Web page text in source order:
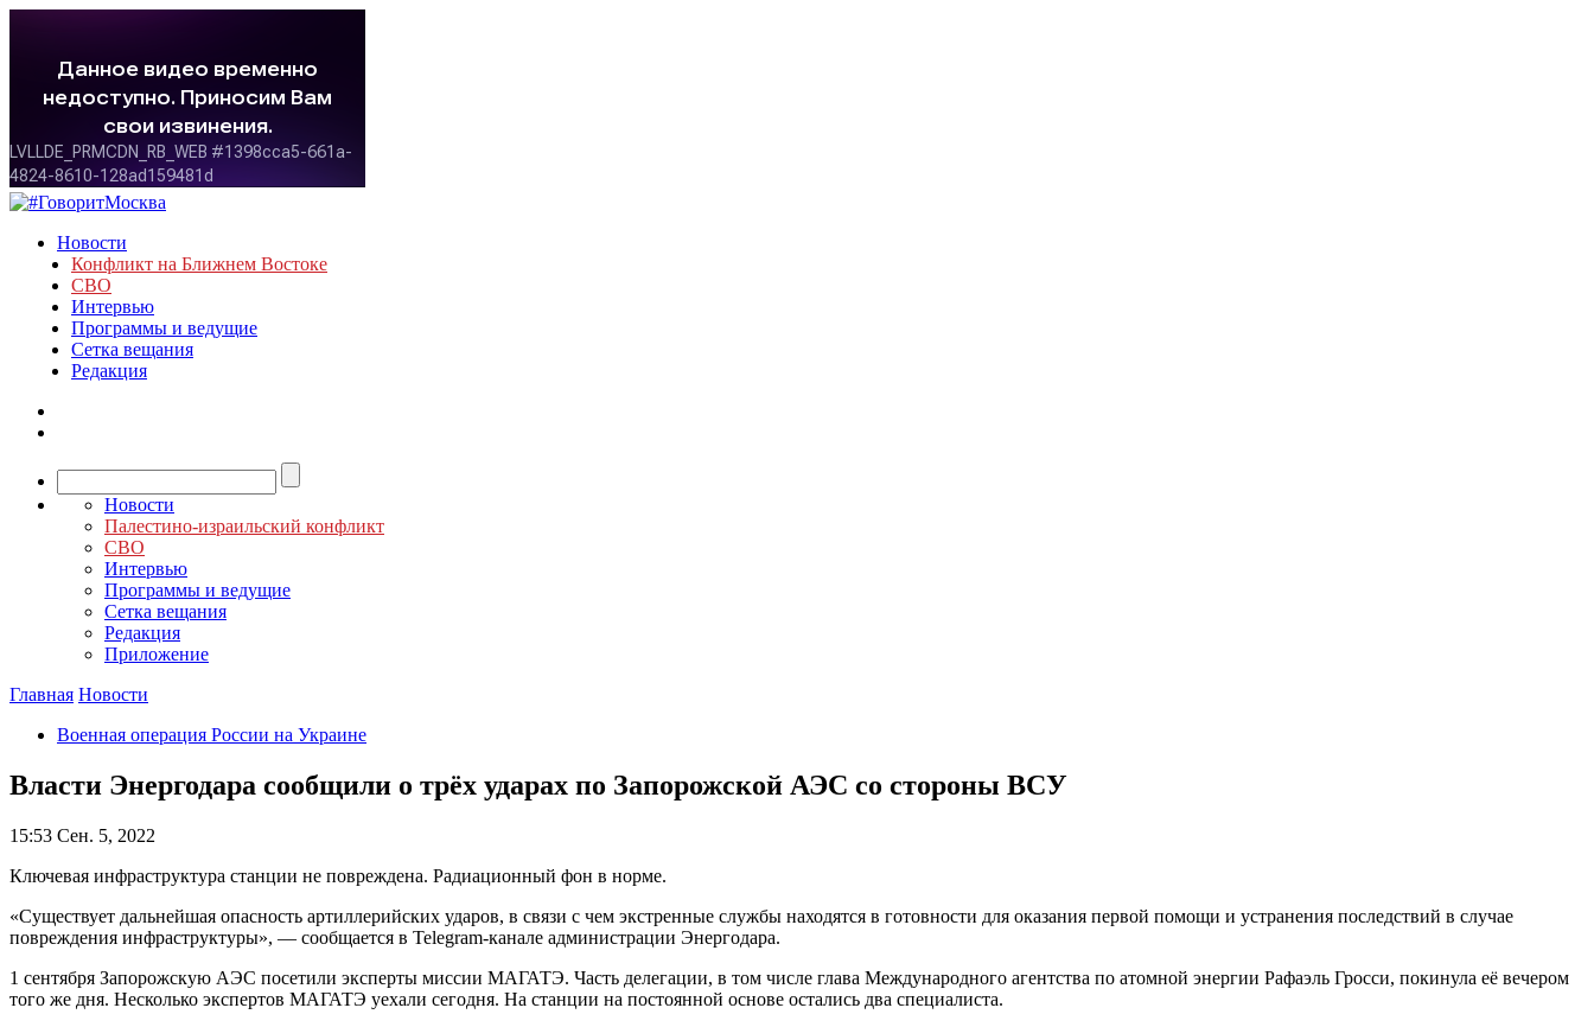
Новости
Конфликт на Ближнем Востоке
СВО
Интервью
Программы и ведущие
Сетка вещания
Редакция
Новости
Палестино-израильский конфликт
СВО
Интервью
Программы и ведущие
Сетка вещания
Редакция
Приложение
Главная Новости
Военная операция России на Украине
Власти Энергодара сообщили о трёх ударах по Запорожской АЭС со стороны ВСУ
15:53 Сен. 5, 2022
Ключевая инфраструктура станции не повреждена. Радиационный фон в норме.
«Существует дальнейшая опасность артиллерийских ударов, в связи с чем экстренные службы находятся в готовности для оказания первой помощи и устранения последствий в случае
повреждения инфраструктуры», — сообщается в Telegram-канале администрации Энергодара.
1 сентября Запорожскую АЭС посетили эксперты миссии МАГАТЭ. Часть делегации, в том числе глава Международного агентства по атомной энергии Рафаэль Гросси, покинула её вечером
того же дня. Несколько экспертов МАГАТЭ уехали сегодня. На станции на постоянной основе остались два специалиста.